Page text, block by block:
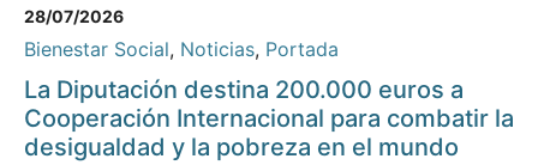
28/07/2026
Bienestar Social, Noticias, Portada
La Diputación destina 200.000 euros a
Cooperación Internacional para combatir la
desigualdad y la pobreza en el mundo